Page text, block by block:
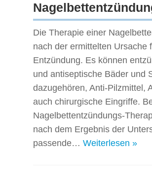
Die Therapie einer
nach der ermittelten Ursache
Entzündung. Es können
und antiseptische Bäder und
dazugehören, Anti-Pilzmittel,
auch chirurgische Eingriffe.
Nagelbettentzündungs-
nach dem Ergebnis der
passende… Weiterlesen »